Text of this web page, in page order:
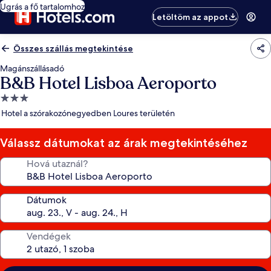
Ugrás a fő tartalomhoz
Letöltöm az appot
Összes szállás megtekintése
Magánszállásadó
B&B Hotel Lisboa Aeroporto
3.0
csillagos
Hotel a szórakozónegyedben Loures területén
Válassz dátumokat az árak megtekintéséhez
Hová utaznál?
Dátumok
Vendégek